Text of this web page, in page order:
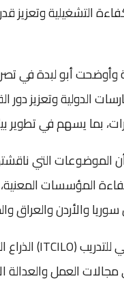
التشغيلية
وأوضحت أبو لبدة في
الدولية وتعزيز
بما يسهم في تطوير
الموضوعات التي
المؤسسات
سوريا والأردن
العمل